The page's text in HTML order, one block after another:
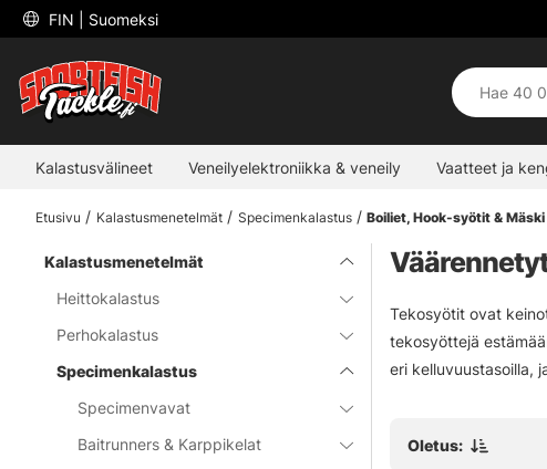
FIN | Suomeksi
Kalastusvälineet Veneilyelektroniikka & veneily Vaatteet ja
Etusivu Kalastusmenetelmät Specimenkalastus Boiliet, Hook-syötit & Mäski
Kalastusmenetelmät
Heittokalastus
Perhokalastus
Specimenkalastus
Specimenvavat
Baitrunners & Karppikelat
Tekosyötit ovat
tekosyöttejä
eri kelluvuustasoilla,
Oletus: